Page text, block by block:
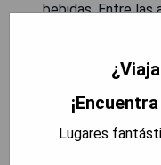
bebidas. Entre las
bienestar y
tours para visitar
nadar con
a 70 km.
Lugares